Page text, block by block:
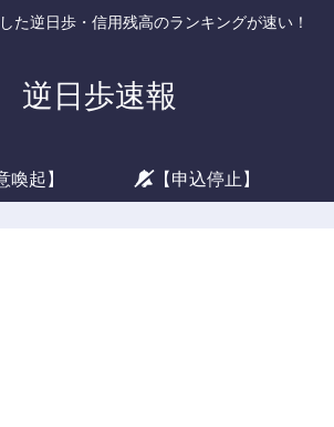
た逆日歩・信用残高のランキングが速い！
逆日歩速報
喚起】 【申込停止】